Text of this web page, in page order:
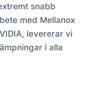
snabb
med Mellanox
levererar vi
i alla